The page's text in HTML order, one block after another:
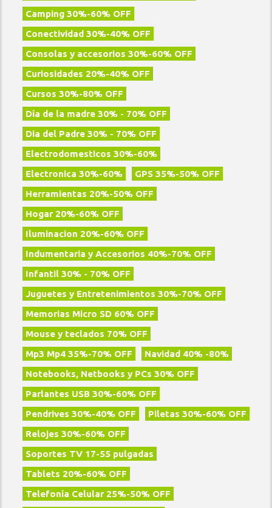
Camping 30%-60% OFF
Conectividad 30%-40% OFF
Consolas y accesorios 30%-60% OFF
Curiosidades 20%-40% OFF
Cursos 30%-80% OFF
Día de la madre 30% - 70% OFF
Dia del Padre 30% - 70% OFF
Electrodomesticos 30%-60%
Electronica 30%-60%
GPS 35%-50% OFF
Herramientas 20%-50% OFF
Hogar 20%-60% OFF
Iluminacion 20%-60% OFF
Indumentaria y Accesorios 40%-70% OFF
Infantil 30% - 70% OFF
Juguetes y Entretenimientos 30%-70% OFF
Memorias Micro SD 60% OFF
Mouse y teclados 70% OFF
Mp3 Mp4 35%-70% OFF
Navidad 40% -80%
Notebooks, Netbooks y PCs 30% OFF
Parlantes USB 30%-60% OFF
Pendrives 30%-40% OFF
Piletas 30%-60% OFF
Relojes 30%-60% OFF
Soportes TV 17-55 pulgadas
Tablets 20%-60% OFF
Telefoní­a Celular 25%-50% OFF